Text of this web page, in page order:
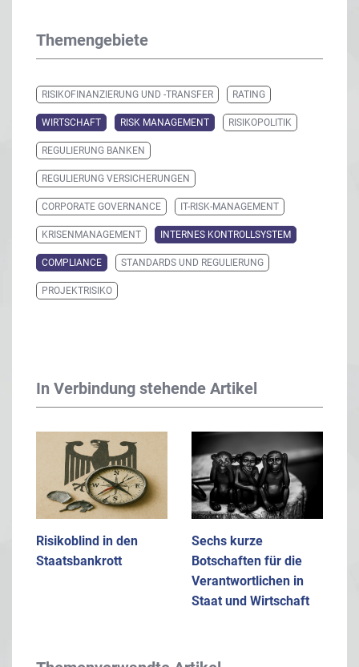
Themengebiete
RISIKOFINANZIERUNG UND -TRANSFER RATING
WIRTSCHAFT RISK MANAGEMENT RISIKOPOLITIK
REGULIERUNG BANKEN
REGULIERUNG VERSICHERUNGEN
CORPORATE GOVERNANCE IT-RISK-MANAGEMENT
KRISENMANAGEMENT INTERNES KONTROLLSYSTEM
COMPLIANCE STANDARDS UND REGULIERUNG
PROJEKTRISIKO
In Verbindung stehende Artikel
Risikoblind in den
Staatsbankrott
Sechs kurze
Botschaften für die
Verantwortlichen in
Staat und Wirtschaft